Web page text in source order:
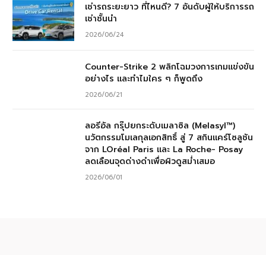
เช่ารถระยะยาว ที่ไหนดี? 7 อันดับผู้ให้บริการรถ
เช่าชั้นนำ
2026/06/24
Counter-Strike 2 พลิกโฉมวงการเกมแข่งขัน
อย่างไร และทำไมใคร ๆ ก็พูดถึง
2026/06/21
ลอรีอัล กรุ๊ปยกระดับเมลาซิล (Melasyl™)
นวัตกรรมโมเลกุลเอกสิทธิ์ สู่ 7 สกินแคร์โซลูชัน
จาก LOréal Paris และ La Roche- Posay
ลดเลือนจุดด่างดำเพื่อผิวดูสม่ำเสมอ
2026/06/01